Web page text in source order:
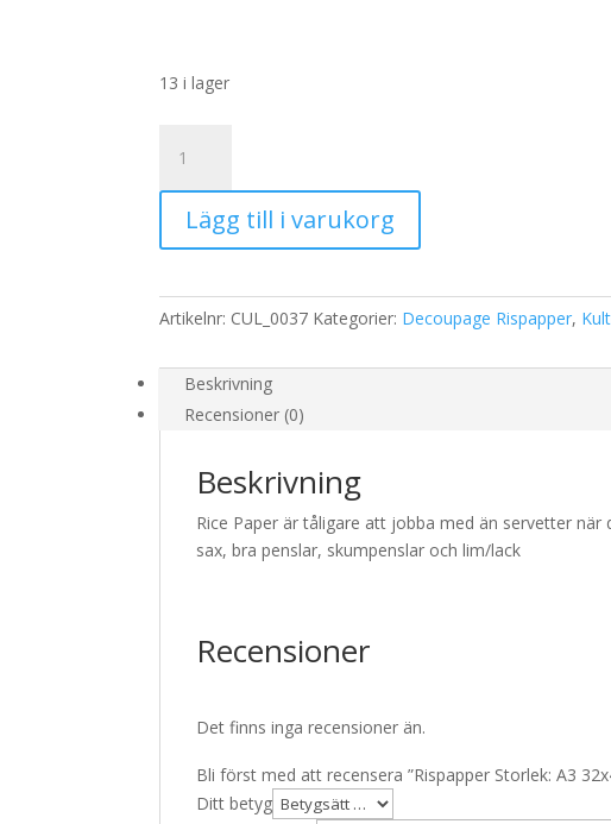
13 i lager
Storlek:
A3
32x45cm
mängd
Lägg till i varukorg
Artikelnr: CUL_0037 Kategorier: Decoupage Rispapper,
Beskrivning
Recensioner (0)
Beskrivning
Rice Paper är tåligare att jobba med än servetter
sax, bra penslar, skumpenslar och lim/lack
Recensioner
Det finns inga recensioner än.
Bli först med att recensera ”Rispapper Storlek: A3
Ditt betyg